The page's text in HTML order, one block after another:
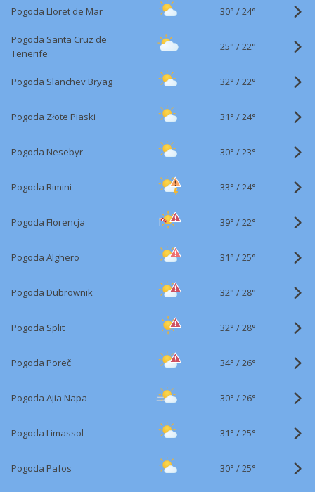
Pogoda Lloret de Mar 30° /24°
Pogoda Santa Cruz de
Tenerife
25° /22°
Pogoda Slanchev Bryag 32° /22°
Pogoda Złote Piaski 31° /24°
Pogoda Nesebyr 30° /23°
Pogoda Rimini 33° /24°
Pogoda Florencja 39° /22°
Pogoda Alghero 31° /25°
Pogoda Dubrownik 32° /28°
Pogoda Split 32° /28°
Pogoda Poreč 34° /26°
Pogoda Ajia Napa 30° /26°
Pogoda Limassol 31° /25°
Pogoda Pafos 30° /25°